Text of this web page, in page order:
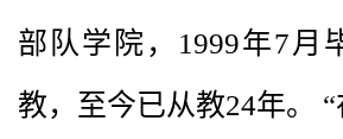
部队学院，1999年7月
教，至今已从教24年。